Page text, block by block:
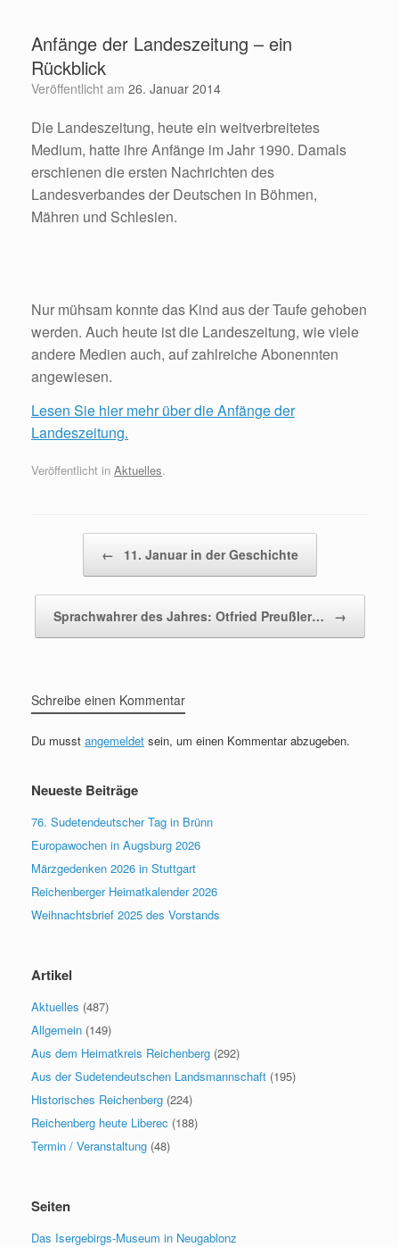
springenAnfänge der Landeszeitung – ein
Rückblick
Veröffentlicht am 26. Januar 2014
Die Landeszeitung, heute ein weitverbreitetes
Medium, hatte ihre Anfänge im Jahr 1990. Damals
erschienen die ersten Nachrichten des
Landesverbandes der Deutschen in Böhmen,
Mähren und Schlesien.
Nur mühsam konnte das Kind aus der Taufe gehoben
werden. Auch heute ist die Landeszeitung, wie viele
andere Medien auch, auf zahlreiche Abonennten
angewiesen.
Lesen Sie hier mehr über die Anfänge der
Landeszeitung.
Veröffentlicht in Aktuelles.
← 11. Januar in der Geschichte
Sprachwahrer des Jahres: Otfried Preußler… →
Schreibe einen Kommentar
Du musst angemeldet sein, um einen Kommentar abzugeben.
Neueste Beiträge
76. Sudetendeutscher Tag in Brünn
Europawochen in Augsburg 2026
Märzgedenken 2026 in Stuttgart
Reichenberger Heimatkalender 2026
Weihnachtsbrief 2025 des Vorstands
Artikel
Aktuelles (487)
Allgemein (149)
Aus dem Heimatkreis Reichenberg (292)
Aus der Sudetendeutschen Landsmannschaft (195)
Historisches Reichenberg (224)
Reichenberg heute Liberec (188)
Termin / Veranstaltung (48)
Seiten
Das Isergebirgs-Museum in Neugablonz